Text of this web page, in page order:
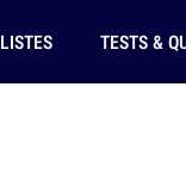
LISTES TESTS &